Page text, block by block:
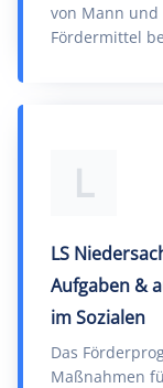
von Mann und
Fördermittel
L
LS
Aufgaben &
im Sozialen
Das
Maßnahmen